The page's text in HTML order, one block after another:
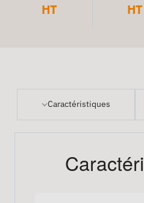
HT
HT
Caractéristiques